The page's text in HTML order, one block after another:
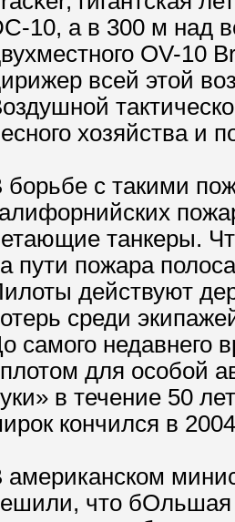
10, а в 300 м над
OV-10
всей этой
хозяйства и
борьбе с такими
танкеры.
пути пожара
действуют
среди
самого недавнего
для особой
в течение 50
кончился в 2004
американском
что бОльшая